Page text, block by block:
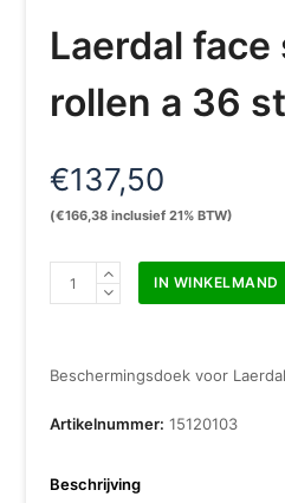
Laerdal
rollen a 36
€137,50
(€166,38 inclusief 21% BTW)
rollen
36
IN WINKELMAND
Beschermingsdoek voor
Artikelnummer: 15120103
Beschrijving